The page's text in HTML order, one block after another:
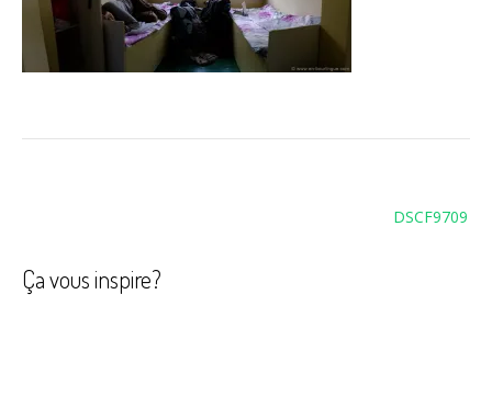
DSCF9709
Ça vous inspire?